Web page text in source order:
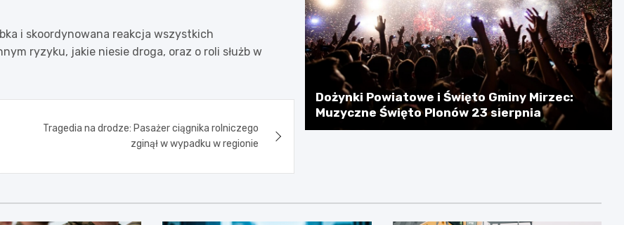
i skoordynowana reakcja wszystkich
ryzyku, jakie niesie droga, oraz o roli służb w
Tragedia na drodze: Pasażer ciągnika rolniczego
zginął w wypadku w regionie
Dożynki Powiatowe i Święto Gminy Mirzec:
Muzyczne Święto Plonów 23 sierpnia